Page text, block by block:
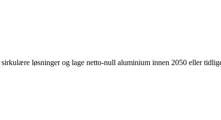
løsninger og lage netto-null aluminium innen 2050 eller